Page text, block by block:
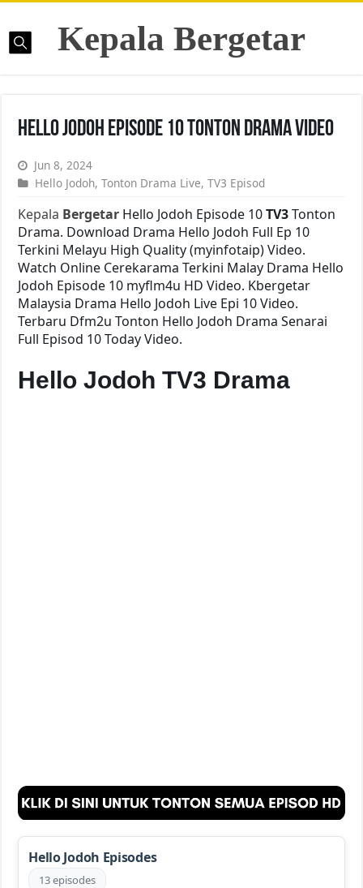
Kepala Bergetar
Hello Jodoh Episode 10 Tonton Drama Video
Jun 8, 2024
Hello Jodoh,Tonton Drama Live,TV3 Episod
Kepala Bergetar Hello Jodoh Episode 10TV3Tonton
Drama. Download Drama Hello Jodoh Full Ep 10
Terkini Melayu High Quality (myinfotaip) Video.
Watch Online Cerekarama Terkini Malay Drama Hello
Jodoh Episode 10 myflm4u HD Video. Kbergetar
Malaysia Drama Hello Jodoh Live Epi 10 Video.
Terbaru Dfm2u Tonton Hello Jodoh Drama Senarai
Full Episod 10 Today Video.
Hello Jodoh TV3 Drama
Hello Jodoh Episodes
13 episodes